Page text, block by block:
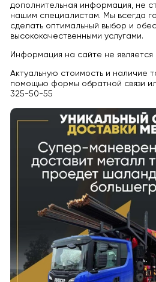
дополнительная информация, не
нашим специалистам. Мы всегда
сделать оптимальный выбор и
высококачественными услугами.
Информация на сайте не
Актуальную стоимость и наличие
помощью формы обратной связи
325-50-55